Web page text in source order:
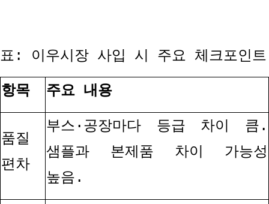
표 : 이우시장 사입 시 주요 체크포인트
항목 주요 내용
품질
편차
부스 · 공장마다 등급 차이 큼 .
샘플과 본제품 차이 가능성
높음 .